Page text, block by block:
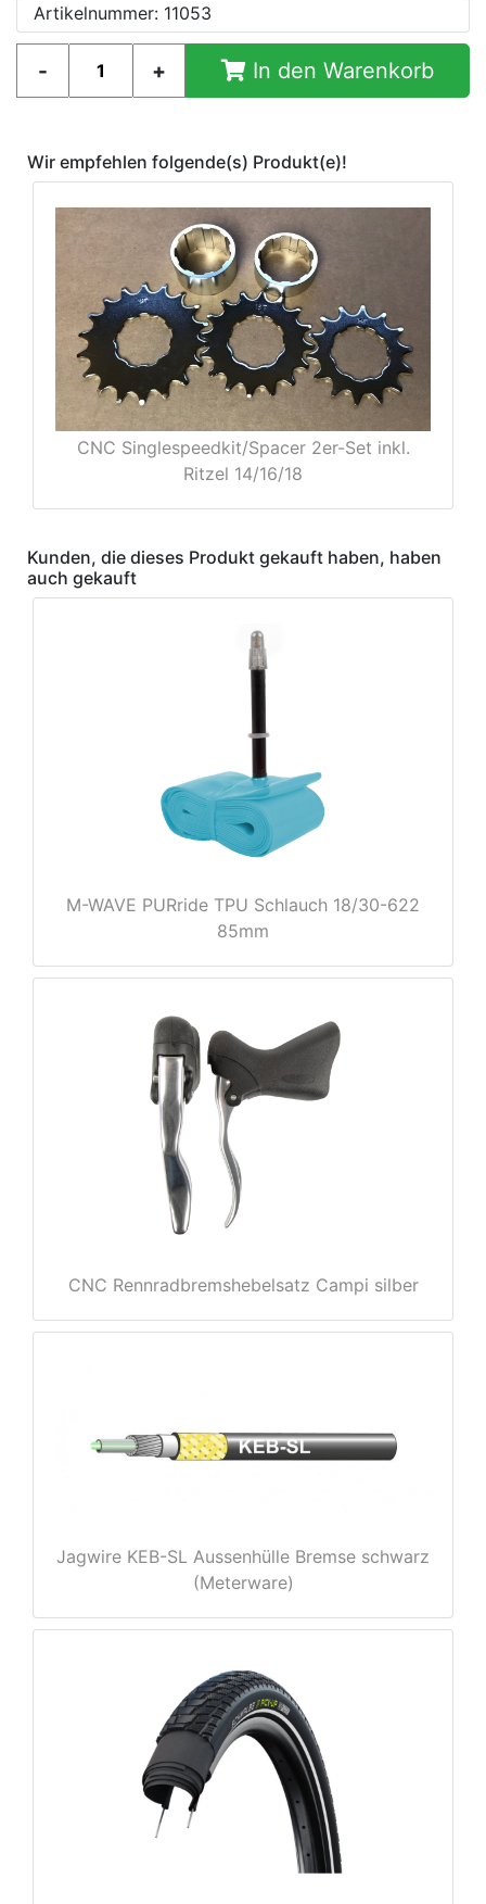
Artikelnummer: 11053
In den Warenkorb
Wir empfehlen folgende(s) Produkt(e)!
CNC Singlespeedkit/Spacer 2er-Set inkl.
Ritzel 14/16/18
Kunden, die dieses Produkt gekauft haben, haben
auch gekauft
M-WAVE PURride TPU Schlauch 18/30-622
85mm
CNC Rennradbremshebelsatz Campi silber
Jagwire KEB-SL Aussenhülle Bremse schwarz
(Meterware)